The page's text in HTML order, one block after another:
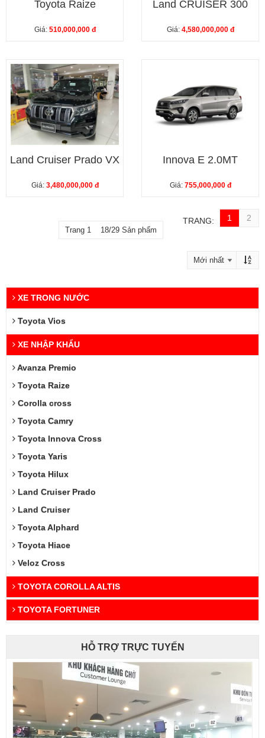
Toyota Raize
Giá: 510,000,000 đ
Land CRUISER 300
Giá: 4,580,000,000 đ
Land Cruiser Prado VX
Giá: 3,480,000,000 đ
Innova E 2.0MT
Giá: 755,000,000 đ
TRANG: 1 2
Trang 1 18/29 Sản phẩm
XE TRONG NƯỚC
Toyota Vios
XE NHẬP KHẨU
Avanza Premio
Toyota Raize
Corolla cross
Toyota Camry
Toyota Innova Cross
Toyota Yaris
Toyota Hilux
Land Cruiser Prado
Land Cruiser
Toyota Alphard
Toyota Hiace
Veloz Cross
TOYOTA COROLLA ALTIS
TOYOTA FORTUNER
HỖ TRỢ TRỰC TUYẾN